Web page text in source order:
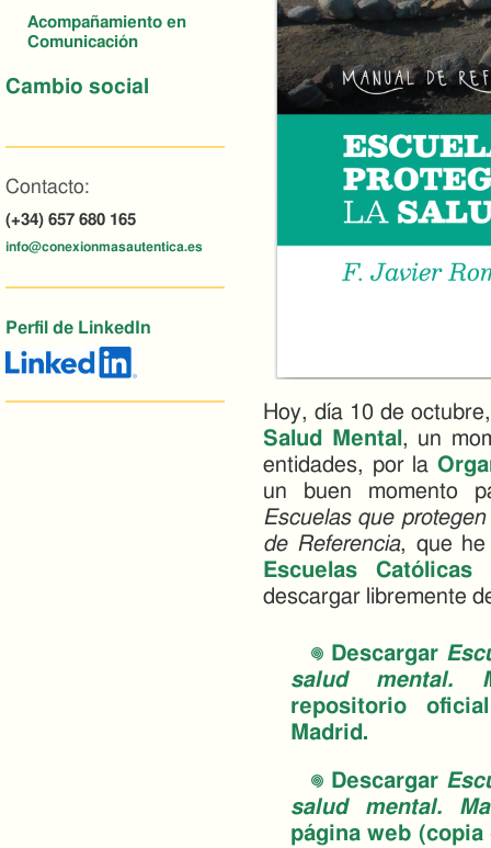
Acompañamiento en
Comunicación
Cambio social
Contacto:
(+34) 657 680 165
info@conexionmasautentica.es
Perfil de LinkedIn
Hoy, día 10 de
Salud Mental , un
entidades, por la
un buen momento
Escuelas que
de Referencia, que he
Escuelas
descargar libremente
Descargar
salud mental.
repositorio
Madrid.
Descargar
salud mental.
página web